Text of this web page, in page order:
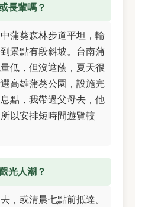
長輩嗎？
蒲葵森林步道平坦，輪
景點有段斜坡。台南蒲
低，但沒遮蔭，夏天很
高雄蒲葵公園，設施完
點，我帶過父母去，他
以安排短時間遊覽較
光人潮？
，或清晨七點前抵達。